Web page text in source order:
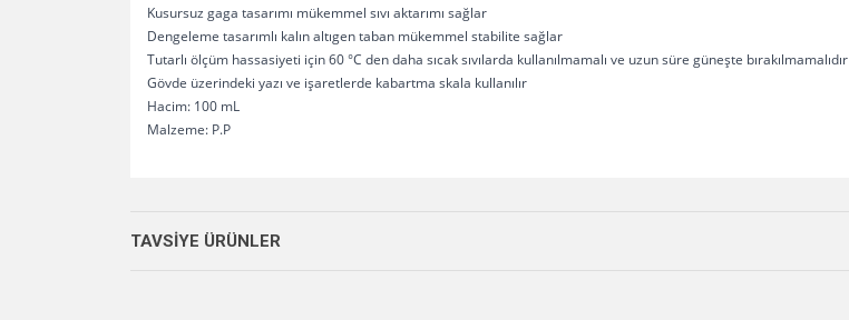
Kusursuz gaga tasarımı mükemmel sıvı aktarımı sağlar
Dengeleme tasarımlı kalın altıgen taban mükemmel stabilite sağlar
Tutarlı ölçüm hassasiyeti için 60 °C den daha sıcak sıvılarda kullanılmamalı ve uzun süre güneşte bırakılmamalıdır
Gövde üzerindeki yazı ve işaretlerde kabartma skala kullanılır
Hacim: 100 mL
Malzeme: P.P
TAVSİYE ÜRÜNLER